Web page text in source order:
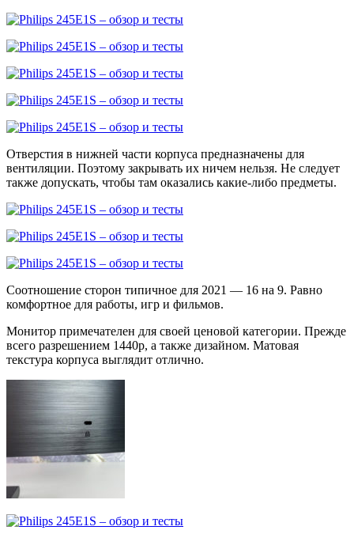
Отверстия в нижней части корпуса предназначены для
вентиляции. Поэтому закрывать их ничем нельзя. Не следует
также допускать, чтобы там оказались какие-либо предметы.
Соотношение сторон типичное для 2021 — 16 на 9. Равно
комфортное для работы, игр и фильмов.
Монитор примечателен для своей ценовой категории. Прежде
всего разрешением 1440p, а также дизайном. Матовая
текстура корпуса выглядит отлично.